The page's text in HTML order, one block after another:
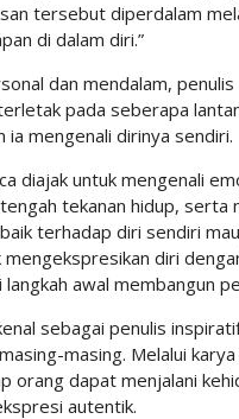
tersebut diperdalam
di dalam diri.”
dan mendalam,
pada seberapa
mengenali dirinya sendiri.
diajak untuk mengenali
tekanan hidup, serta
terhadap diri sendiri
diri
awal membangun
sebagai penulis
masing. Melalui
orang dapat menjalani
autentik.